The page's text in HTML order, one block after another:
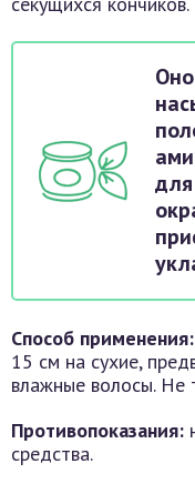
Способ применения:
15 см на сухие,
влажные волосы. Не
Противопоказания:
средства.